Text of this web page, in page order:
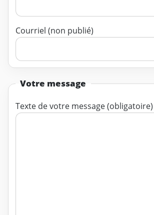
Courriel (non publié)
Votre message
Texte de votre message (obligatoire)